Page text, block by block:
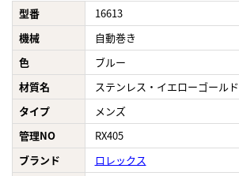
型番
16613
機械
自動巻き
色
ブルー
材質名
ステンレス・イエローゴールド
タイプ
メンズ
管理NO
RX405
ブランド
ロレックス